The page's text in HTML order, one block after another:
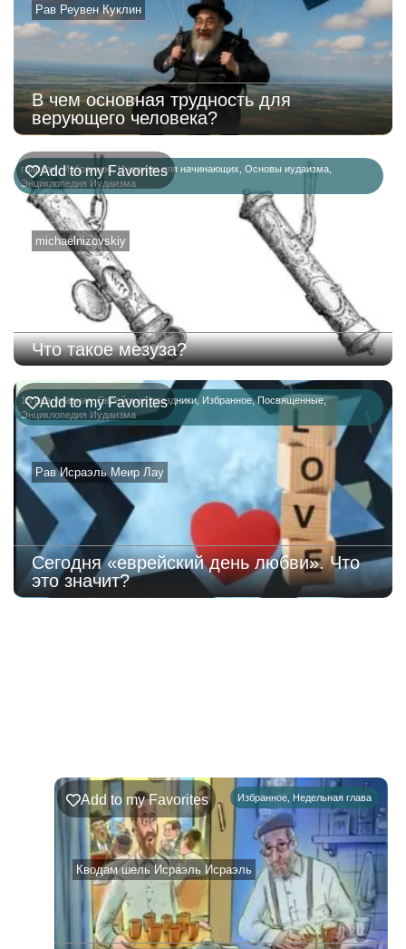
Рав Реувен Куклин
В чем основная трудность для
верующего человека?
главная,Избранное,Иудаизм для начинающих Основы иудаизма
Энциклопедия Иудаизма
michaelnizovskiy
Add to my Favorites
Что такое мезуза?
15 ава,главная,Еврейские праздники, Избранное,Посвященные,
Энциклопедия Иудаизма
Рав Исраэль Меир Лау
Add to my Favorites
Сегодня «еврейский день любви». Что
это значит?
Ръэ
02.08.2026
08.08.2026
Избранное Недельная глава
Кводам шель Исраэль Исраэль
Add to my Favorites